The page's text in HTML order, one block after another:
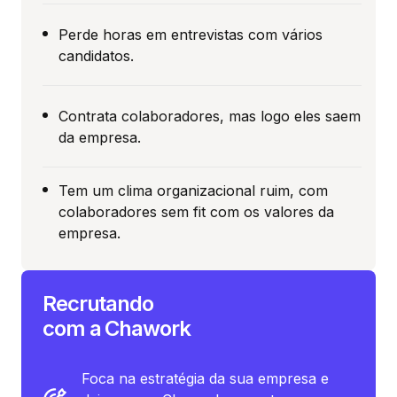
Perde horas em entrevistas com vários
candidatos.
Contrata colaboradores, mas logo eles saem
da empresa.
Tem um clima organizacional ruim, com
colaboradores sem fit com os valores da
empresa.
Recrutando
com a Chawork
Foca na estratégia da sua empresa e